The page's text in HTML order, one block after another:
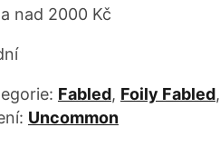
nad 2000 Kč
Fabled, Foily Fabled,
Uncommon